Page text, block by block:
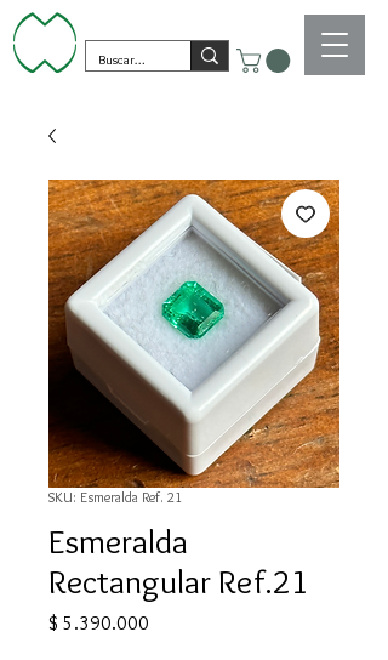
SKU: Esmeralda Ref. 21
Esmeralda
Rectangular Ref.21
$ 5.390.000